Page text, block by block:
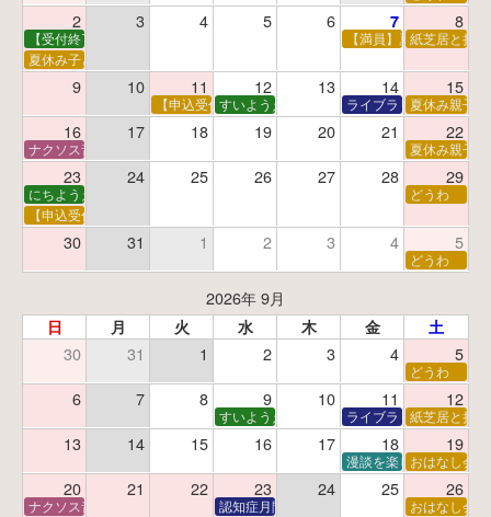
2 3 4 5 6 7 8
【受付終了】親子で挑戦！調べ学習ワークショップ 【満員】夏休み科学あ
紙芝居と折
夏休み子ども平和映画会
9 10 11 12 13 14 15
【申込受付中】夏休みおはなし工作会
すいようえほん ライブラリーシアター
夏休み親子
16 17 18 19 20 21 22
ナクソス音楽会 第5回 NHK交響楽団創立100年 夏休み親子
23 24 25 26 27 28 29
にちようえほん
どうわ
【申込受付中】ゆうべのこわ～いおはなし会
30 31 1 2 3 4 5
どうわ
2026年 9月
日 月 火 水 木 金 土
30 31 1 2 3 4 5
どうわ
6 7 8 9 10 11 12
すいようえほん ライブラリーシアター
紙芝居と折
13 14 15 16 17 18 19
漫談を楽しむ会 ～漫談
おはなし会
20 21 22 23 24 25 26
ナクソス音楽会 第6回 宇宙を感じるクラシック認知症月間 特別映画会「調査屋マオさんの恋
おはなし会